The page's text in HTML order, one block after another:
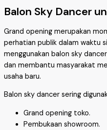
Balon Sky Dancer
Grand opening merupakan
perhatian publik dalam waktu
menggunakan balon sky
dan membantu masyarakat
usaha baru.
Balon sky dancer sering
Grand opening toko.
Pembukaan showroom.